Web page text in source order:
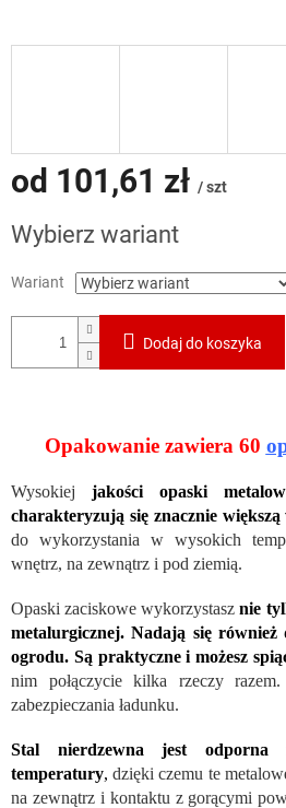
od 101,61 zł / szt
jednostkowa:
Wybierz wariant
Wariant
Dodaj do koszyka
Opakowanie zawiera 60
Wysokiej jakości opaski
charakteryzują się znacznie większą
do wykorzystania w wysokich
wnętrz, na zewnątrz i pod ziemią.
Opaski zaciskowe wykorzystasznie
metalurgicznej. Nadają się również
ogrodu. Są praktyczne i możesz
nim połączycie kilka rzeczy
zabezpieczania ładunku.
Stal nierdzewna jest
temperatury, dzięki czemu te
na zewnątrz i kontaktu z gorącymi